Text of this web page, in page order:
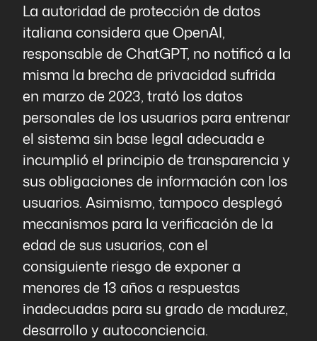
La autoridad de protección de datos
italiana considera que OpenAI,
responsable de ChatGPT, no notificó a la
misma la brecha de privacidad sufrida
en marzo de 2023, trató los datos
personales de los usuarios para entrenar
el sistema sin base legal adecuada e
incumplió el principio de transparencia y
sus obligaciones de información con los
usuarios. Asimismo, tampoco desplegó
mecanismos para la verificación de la
edad de sus usuarios, con el
consiguiente riesgo de exponer a
menores de 13 años a respuestas
inadecuadas para su grado de madurez,
desarrollo y autoconciencia.